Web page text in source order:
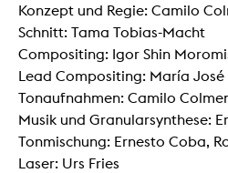
Konzept und Regie: Camilo
Schnitt: Tama Tobias-Macht
Compositing: Igor Shin
Lead Compositing: María José
Tonaufnahmen: Camilo
Musik und Granularsynthese:
Tonmischung: Ernesto Coba,
Laser: Urs Fries